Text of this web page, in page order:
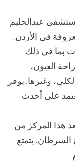
عبدالحليم
في الأردن.
بما في ذلك
العيون،
وغيرها. يوفر
على أحدث
هذا المركز من
السرطان. يتمتع